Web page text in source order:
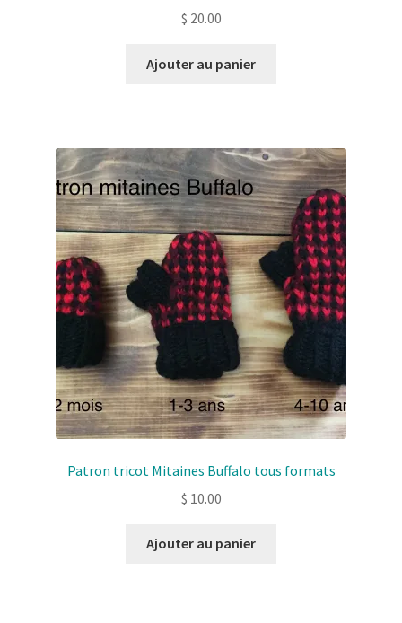
$ 20.00
Ajouter au panier
Patron tricot Mitaines Buffalo tous formats
$ 10.00
Ajouter au panier